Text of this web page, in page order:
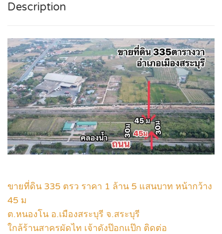
Description
ขายที่ดิน 335 ตรว ราคา 1 ล้าน 5 แสนบาท หน้ากว้าง
45 ม
ต.หนองโน อ.เมืองสระบุรี จ.สระบุรี
ใกล้ร้านสาครผัดไท เจ้าดังป๊อกแป๊ก ติดต่อ